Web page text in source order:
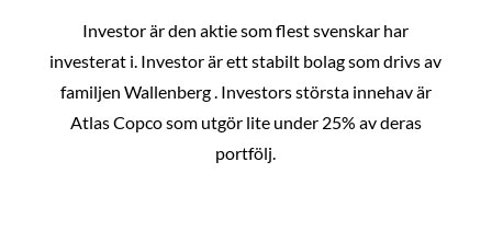
Investor är den aktie som flest svenskar har
investerat i. Investor är ett stabilt bolag som drivs av
familjen Wallenberg . Investors största innehav är
Atlas Copco som utgör lite under 25% av deras
portfölj.